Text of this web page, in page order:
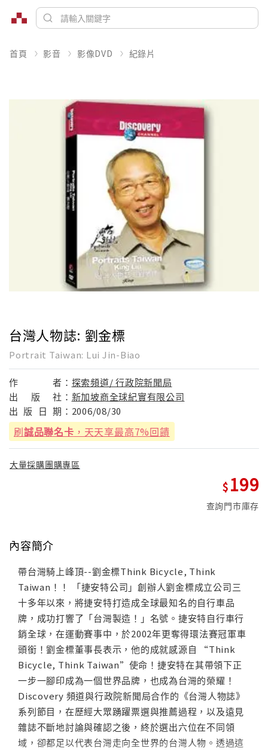
首頁 影音 影像DVD 紀錄片
台灣人物誌: 劉金標
Portrait Taiwan: Lui Jin-Biao
作 者： 探索頻道/ 行政院新聞局
出
版 社： 新加坡商全球紀實有限公司
出 版 日 期： 2006/08/30
刷誠品聯名卡 ，天天享最高7%回饋
大量採購團購專區
199
查詢門市庫存
內容簡介
帶台灣騎上峰頂--劉金標Think Bicycle, Think
Taiwan！！ 「捷安特公司」創辦人劉金標成立公司三
十多年以來，將捷安特打造成全球最知名的自行車品
牌，成功打響了「台灣製造！」名號。捷安特自行車行
銷全球，在運動賽事中，於2002年更奪得環法賽冠軍車
頭銜！劉金標董事長表示，他的成就感源自 “Think
Bicycle, Think Taiwan”使命！捷安特在其帶領下正
一步一腳印成為一個世界品牌，也成為台灣的榮耀！
Discovery 頻道與行政院新聞局合作的《台灣人物誌》
系列節目，在歷經大眾踴躍票選與推薦過程，以及遠見
雜誌不斷地討論與確認之後，終於選出六位在不同領
域，卻都足以代表台灣走向全世界的台灣人物。透過這